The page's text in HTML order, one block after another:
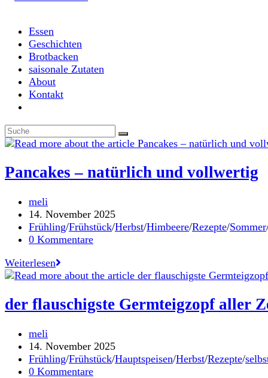
Essen
Geschichten
Brotbacken
saisonale Zutaten
About
Kontakt
search
Pancakes – natürlich und vollwertig
Beitrags-
Autor:
meli
Beitrag
veröffentlicht:
14. November 2025
Beitrags-
Kategorie:
Frühling/Frühstück/Herbst/Himbeere/Rezepte/Sommer
Beitrags-
0 Kommentare
WeiterlesenPancakes
–
und
vollwertig
der flauschigste Germteigzopf aller
Beitrags-
Autor:
meli
Beitrag
veröffentlicht:
14. November 2025
Beitrags-
Kategorie:
Frühling/Frühstück/Hauptspeisen/Herbst/Rezepte/
Beitrags-
0 Kommentare